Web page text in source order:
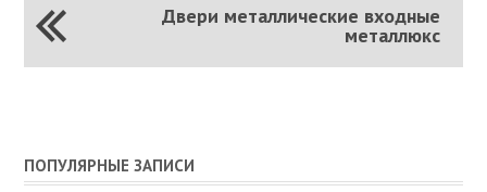
Двери металлические входные
металлюкс
ПОПУЛЯРНЫЕ ЗАПИСИ